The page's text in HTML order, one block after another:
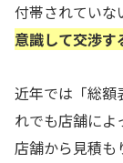
付帯されていな
意識して交渉す
近年では「総額
れでも店舗によ
店舗から見積も